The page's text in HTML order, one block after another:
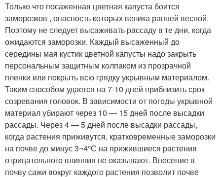
Только что посаженная цветная капуста боится
заморозков , опасность которых велика ранней весной.
Поэтому не следует высаживать рассаду в те дни, когда
ожидаются заморозки. Каждый высаженный до
середины мая кустик цветной капусты надо закрыть
персональным защитным колпаком из прозрачной
пленки или покрыть всю грядку укрывным материалом.
Таким способом удается на 7-10 дней приблизить срок
созревания головок. В зависимости от погоды укрывной
материал убирают через 10 — 15 дней после высадки
рассады. Через 4 — 5 дней после высадки рассады,
когда растения приживутся, кратковременные заморозки
на почве до минус 3~4°С на прижившиеся растения
отрицательного влияния не оказывают. Внесение в
почву сажи вокруг каждого растения позволит почве